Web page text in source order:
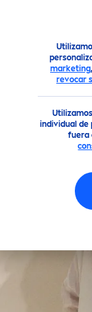
marketing
revocar
Utilizamos
individual
fuera